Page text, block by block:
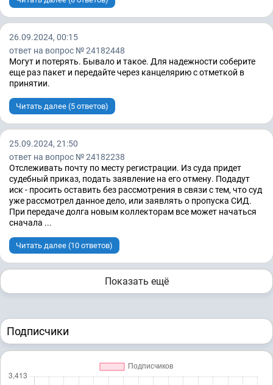
26.09.2024, 00:15
ответ на вопрос № 24182448
Могут и потерять. Бывало и такое. Для надежности соберите
еще раз пакет и передайте через канцелярию с отметкой в
принятии.
Читать далее (5 ответов)
25.09.2024, 21:50
ответ на вопрос № 24182238
Отслеживать почту по месту регистрации. Из суда придет
судебный приказ, подать заявление на его отмену. Подадут
иск - просить оставить без рассмотрения в связи с тем, что суд
уже рассмотрел данное дело, или заявлять о пропуска СИД.
При передаче долга новым коллекторам все может начаться
сначала ...
Читать далее (10 ответов)
Показать ещё
Подписчики